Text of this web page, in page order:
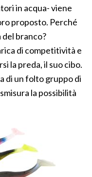
in acqua- viene
proposto. Perché
del branco?
di competitività e
la preda, il suo cibo.
di un folto gruppo di
la possibilità